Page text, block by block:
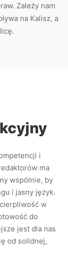
Zależy nam
na Kalisz, a
i
ma
wspólnie, by
i jasny język.
w
do
jest dla nas
od solidnej,